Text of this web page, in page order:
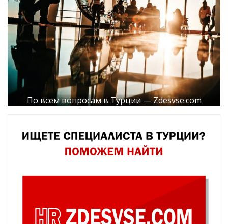
По всем вопросам в Турции — Zdesvse.com